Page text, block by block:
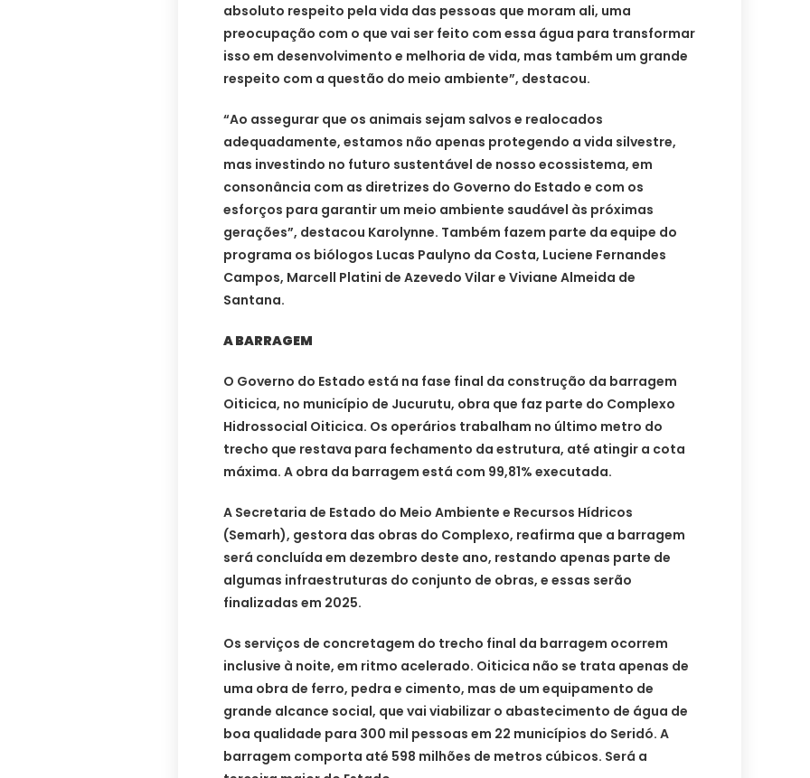
absoluto respeito pela vida das pessoas que moram ali, uma
preocupação com o que vai ser feito com essa água para transformar
isso em desenvolvimento e melhoria de vida, mas também um grande
respeito com a questão do meio ambiente”, destacou.
“Ao assegurar que os animais sejam salvos e realocados
adequadamente, estamos não apenas protegendo a vida silvestre,
mas investindo no futuro sustentável de nosso ecossistema, em
consonância com as diretrizes do Governo do Estado e com os
esforços para garantir um meio ambiente saudável às próximas
gerações”, destacou Karolynne. Também fazem parte da equipe do
programa os biólogos Lucas Paulyno da Costa, Luciene Fernandes
Campos, Marcell Platini de Azevedo Vilar e Viviane Almeida de
Santana.
A BARRAGEM
O Governo do Estado está na fase final da construção da barragem
Oiticica, no município de Jucurutu, obra que faz parte do Complexo
Hidrossocial Oiticica. Os operários trabalham no último metro do
trecho que restava para fechamento da estrutura, até atingir a cota
máxima. A obra da barragem está com 99,81% executada.
A Secretaria de Estado do Meio Ambiente e Recursos Hídricos
(Semarh), gestora das obras do Complexo, reafirma que a barragem
será concluída em dezembro deste ano, restando apenas parte de
algumas infraestruturas do conjunto de obras, e essas serão
finalizadas em 2025.
Os serviços de concretagem do trecho final da barragem ocorrem
inclusive à noite, em ritmo acelerado. Oiticica não se trata apenas de
uma obra de ferro, pedra e cimento, mas de um equipamento de
grande alcance social, que vai viabilizar o abastecimento de água de
boa qualidade para 300 mil pessoas em 22 municípios do Seridó. A
barragem comporta até 598 milhões de metros cúbicos. Será a